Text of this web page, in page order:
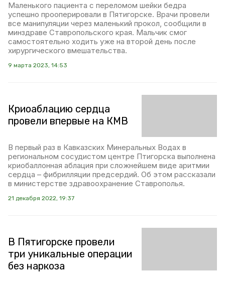
Маленького пациента с переломом шейки бедра
успешно прооперировали в Пятигорске. Врачи провели
все манипуляции через маленький прокол, сообщили в
минздраве Ставропольского края. Мальчик смог
самостоятельно ходить уже на второй день после
хирургического вмешательства.
9 марта 2023, 14:53
Криоаблацию сердца
провели впервые на КМВ
В первый раз в Кавказских Минеральных Водах в
региональном сосудистом центре Птигорска выполнена
криобаллонная аблация при сложнейшем виде аритмии
сердца – фибрилляции предсердий. Об этом рассказали
в министерстве здравоохранение Ставрополья.
21 декабря 2022, 19:37
В Пятигорске провели
три уникальные операции
без наркоза